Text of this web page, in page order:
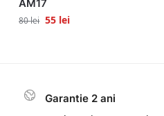
AM17
80lei 55 lei
Garantie 2 ani